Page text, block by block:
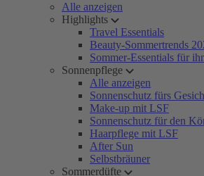
Alle anzeigen
Highlights
Travel Essentials
Beauty-Sommertrends
Sommer-Essentials für
Sonnenpflege
Alle anzeigen
Sonnenschutz fürs
Make-up mit LSF
Sonnenschutz für den
Haarpflege mit LSF
After Sun
Selbstbräuner
Sommerdüfte